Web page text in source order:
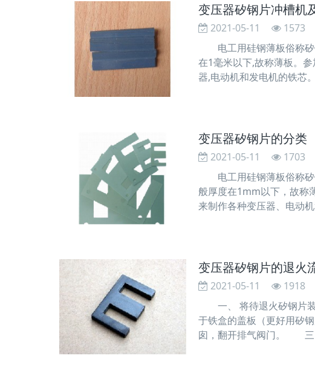
变压器矽钢片冲槽机
2021-05-11
1573
电工用硅钢薄板俗称矽
在1毫米以下,故称薄板。
器,电动机和发电机的铁芯
变压器矽钢片的分类
2021-05-11
1703
电工用硅钢薄板俗称矽
般厚度在1mm以下，故称
来制作各种变压器、电动
变压器矽钢片的退火
2021-05-11
1918
一、 将待退火矽钢片装
于铁盒的盖板（更好用矽
囱，翻开排气阀门。 三